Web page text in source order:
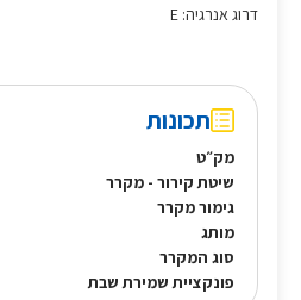
דרוג אנרגיה: E
תכונות
מק״ט
שיטת קירור - מקרר
גימור מקרר
מותג
סוג המקרר
פונקציית שמירת שבת